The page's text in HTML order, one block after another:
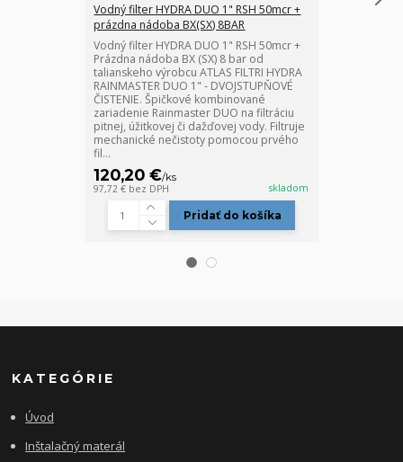
Vodný filter HYDRA DUO 1" RSH 50mcr +
prázdna nádoba BX(SX) 8BAR
Vodný filter HYDRA DUO 1" RSH 50mcr +
Prázdna nádoba BX (SX) 8 bar od
talianskeho výrobcu ATLAS FILTRI HYDRA
RAINMASTER DUO 1" - DVOJSTUPŇOVÉ
ČISTENIE. Špičkové kombinované
zariadenie Rainmaster DUO na filtráciu
pitnej, úžitkovej či dažďovej vody. Filtruje
mechanické nečistoty pomocou prvého
fil...
120,20 €/ks
97,72 € bez DPH skladom
Pridať do košíka
Vodný filter
KATEGÓRIE
Úvod
Inštalačný materál